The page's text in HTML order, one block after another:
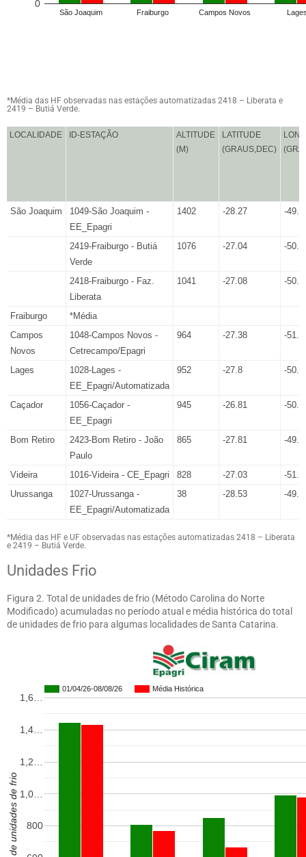
São Joaquim Fraiburgo Campos Novos
0
*Média das HF observadas nas estações automatizadas 2418 – Liberata e
2419 – Butiá Verde.
LOCALIDADE ID-ESTAÇÃO
ALTITUDE
(M)
LATITUDE
(GRAUS,DEC)
São Joaquim
1049-São Joaquim -
EE_Epagri
1402 -28.27 -
2419-Fraiburgo - Butiá
Verde
1076 -27.04 -
2418-Fraiburgo - Faz.
Liberata
1041 -27.08 -50.9
Fraiburgo
*Média
Campos
Novos
1048-Campos Novos -
Cetrecampo/Epagri
964 -27.38 -
Lages
1028-Lages -
EE_Epagri/Automatizada
952 -27.8 -
Caçador
1056-Caçador -
EE_Epagri
945 -26.81 -
Bom Retiro
2423-Bom Retiro - João
Paulo
865 -27.81 -
Videira 1016-Videira - CE_Epagri 828 -27.03
-
Urussanga
1027-Urussanga -
EE_Epagri/Automatizada
38 -28.53 -
*Média das HF e UF observadas nas estações automatizadas 2418 – Liberata
e 2419 – Butiá Verde.
Unidades Frio
Figura 2. Total de unidades de frio (Método Carolina do Norte
Modificado) acumuladas no período atual e média histórica do total
de unidades de frio para algumas localidades de Santa Catarina.
01/04/26-08/08/26 Média Histórica
800
1,0…
1,2…
1,4…
1,6…
Total de unidades de frio